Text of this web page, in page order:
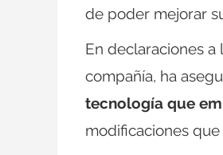
de poder mejorar
En declaraciones a
compañía, ha
tecnología que
modificaciones